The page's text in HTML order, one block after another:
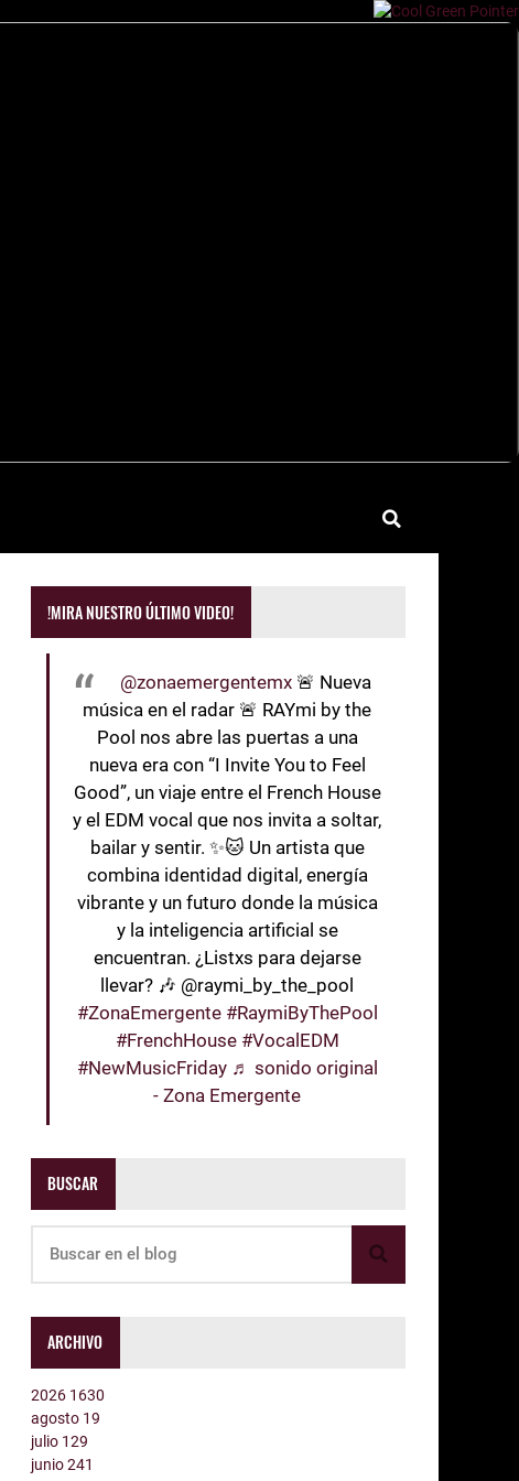
!MIRA NUESTRO ÚLTIMO VIDEO!
@zonaemergentemx 🚨 Nueva
música en el radar 🚨 RAYmi by the
Pool nos abre las puertas a una
nueva era con “I Invite You to Feel
Good”, un viaje entre el French House
y el EDM vocal que nos invita a soltar,
bailar y sentir. ✨🐱 Un artista que
combina identidad digital, energía
vibrante y un futuro donde la música
y la inteligencia artificial se
encuentran. ¿Listxs para dejarse
llevar? 🎶 @raymi_by_the_pool
#ZonaEmergente #RaymiByThePool
#FrenchHouse #VocalEDM
#NewMusicFriday ♬ sonido original
- Zona Emergente
BUSCAR
ARCHIVO
2026 1630
agosto 19
julio 129
junio241